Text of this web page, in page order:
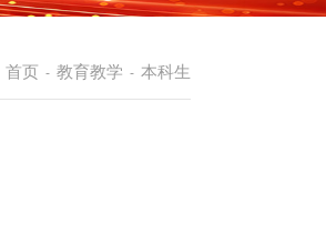
首页 - 教育教学 - 本科生